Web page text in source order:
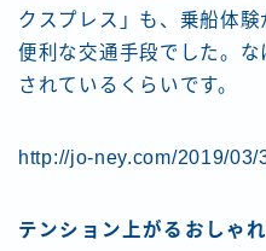
クスプレス」も、乗船体
便利な交通手段でした。
されているくらいです。
http://jo-ney.com/2019/
テンション上がるおしゃ